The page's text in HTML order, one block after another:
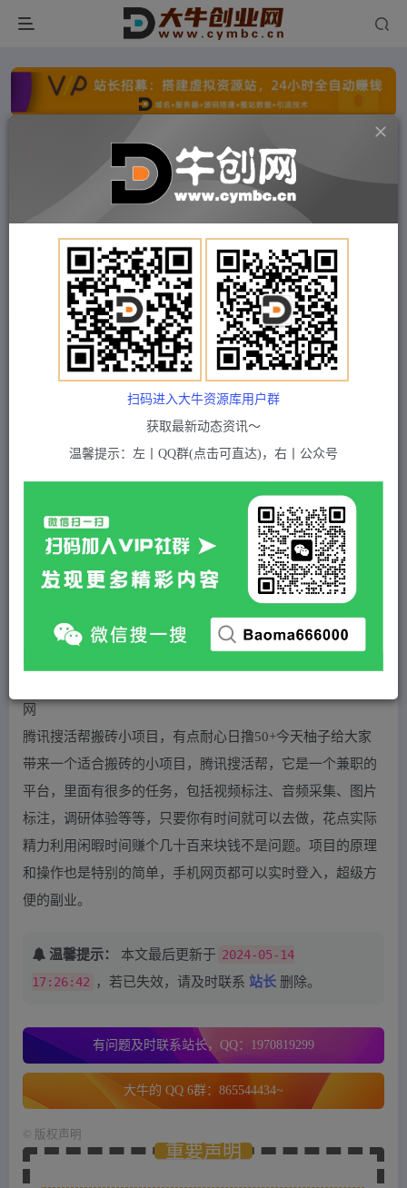
点击开通分站+ 每日收入300+
文字广告火爆招租 文字广告火爆招租
文字广告火爆招租
文字广告火爆招租 文字广告火爆招租
付费项目 冒泡网 正文
腾讯搜活帮搬砖低保小项目，有点耐心日撸50+
Train03
关注
腾讯搜活帮搬砖低保小项目，有点耐心日撸50+
黄金会员 2 超级会员(永久VIP) 免费
登录购买
站长QQ：1970819299
验证码错误，网址最后 pwd 前面的 ? 换成 &
腾讯搜活帮搬砖小项目，有点耐心日撸50+今天柚子给大家
带来一个适合搬砖的小项目，腾讯搜活帮，它是一个兼职的
平台，里面有很多的任务，包括视频标注、音频采集、图片
标注，调研体验等等，只要你有时间就可以去做，花点实际
精力利用闲暇时间赚个几十百来块钱不是问题。项目的原理
和操作也是特别的简单，手机网页都可以实时登入，超级方
便的副业。
温馨提示： 本文最后更新于 2024-05-14
17:26:42
，若已失效，请及时联系 站长 删除。
有问题及时联系站长，QQ：1970819299
大牛的 QQ 6群：865544434~
版权声明
重要声明
扫码进入大牛资源库用户群
获取最新动态资讯～
温馨提示：左丨QQ群(点击可直达)，右丨公众号